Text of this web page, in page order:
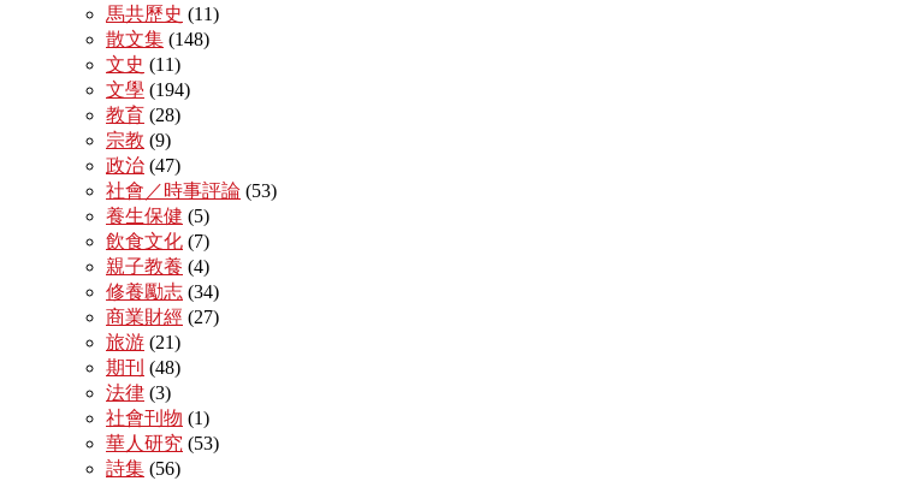
馬共歷史 (11)
散文集 (148)
文史 (11)
文學 (194)
教育 (28)
宗教 (9)
政治 (47)
社會／時事評論 (53)
養生保健 (5)
飲食文化 (7)
親子教養 (4)
修養勵志 (34)
商業財經 (27)
旅游 (21)
期刊 (48)
法律 (3)
社會刊物 (1)
華人研究 (53)
詩集 (56)